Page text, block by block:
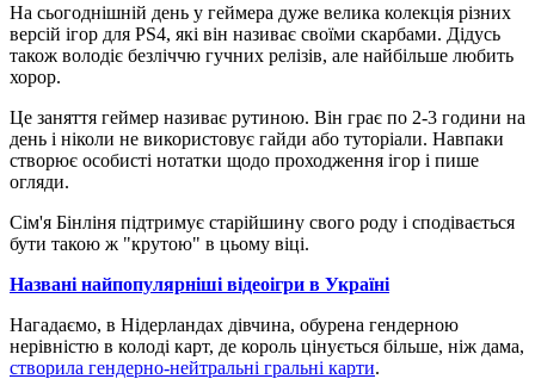
На сьогоднішній день у геймера дуже велика колекція різних
версій ігор для PS4, які він називає своїми скарбами. Дідусь
також володіє безліччю гучних релізів, але найбільше любить
хорор.
Це заняття геймер називає рутиною. Він грає по 2-3 години на
день і ніколи не використовує гайди або туторіали. Навпаки
створює особисті нотатки щодо проходження ігор і пише
огляди.
Сім'я Бінліня підтримує старійшину свого роду і сподівається
бути такою ж "крутою" в цьому віці.
Названі найпопулярніші відеоігри в Україні
Нагадаємо, в Нідерландах дівчина, обурена гендерною
нерівністю в колоді карт, де король цінується більше, ніж дама,
створила гендерно-нейтральні гральні карти.